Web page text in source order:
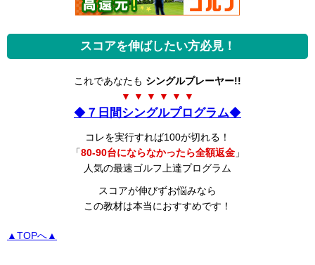
スコアを伸ばしたい方必見！
これであなたも シングルプレーヤー!!
▼ ▼ ▼ ▼ ▼ ▼
◆ ７日間シングルプログラム◆
コレを実行すれば100が切れる！
「80-90台にならなかったら全額返金」
人気の最速ゴルフ上達プログラム
スコアが伸びずお悩みなら
この教材は本当におすすめです！
▲TOPへ▲